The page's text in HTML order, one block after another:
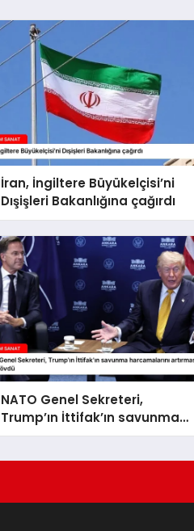
İran, İngiltere Büyükelçisi’ni
Dışişleri Bakanlığına çağırdı
NATO Genel Sekreteri,
Trump’ın İttifak’ın savunma
harcamalarını artırmasındaki